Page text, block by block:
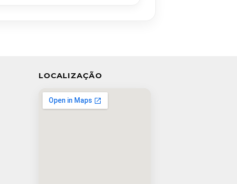
LOCALIZAÇÃO